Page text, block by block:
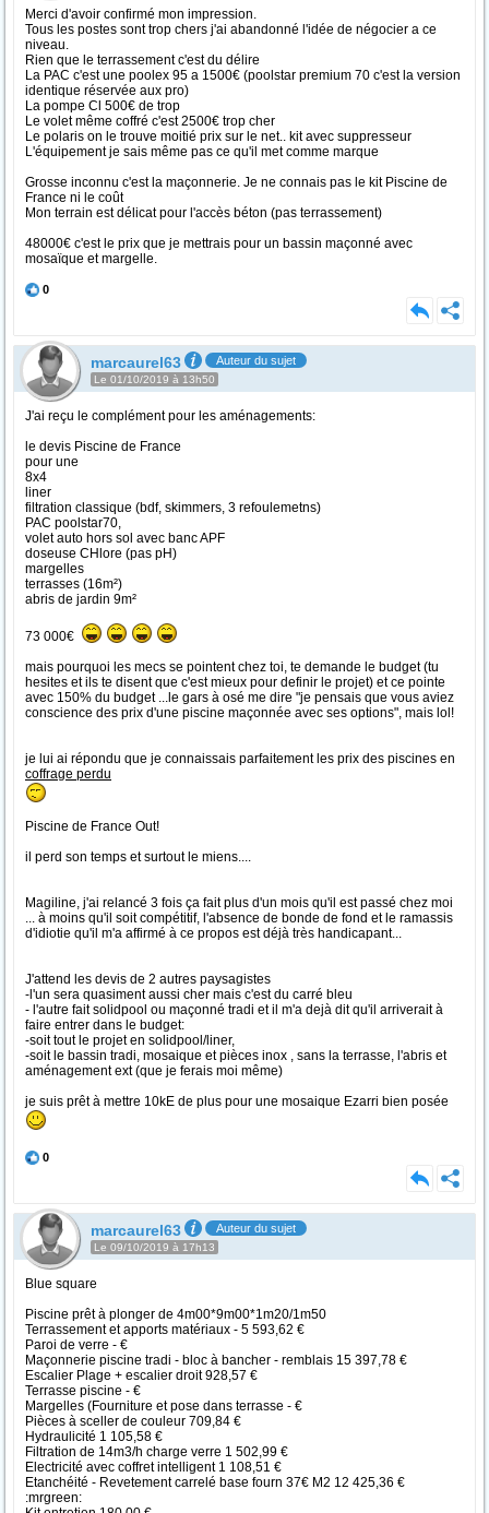
Merci d'avoir confirmé mon impression.
Tous les postes sont trop chers j'ai abandonné l'idée de négocier a ce
niveau.
Rien que le terrassement c'est du délire
La PAC c'est une poolex 95 a 1500€ (poolstar premium 70 c'est la version
identique réservée aux pro)
La pompe Cl 500€ de trop
Le volet même coffré c'est 2500€ trop cher
Le polaris on le trouve moitié prix sur le net.. kit avec suppresseur
L'équipement je sais même pas ce qu'il met comme marque
Grosse inconnu c'est la maçonnerie. Je ne connais pas le kit Piscine de
France ni le coût
Mon terrain est délicat pour l'accès béton (pas terrassement)
48000€ c'est le prix que je mettrais pour un bassin maçonné avec
mosaïque et margelle.
0
marcaurel63 Auteur du sujet
Le 01/10/2019 à 13h50
J'ai reçu le complément pour les aménagements:
le devis Piscine de France
pour une
8x4
liner
filtration classique (bdf, skimmers, 3 refoulemetns)
PAC poolstar70,
volet auto hors sol avec banc APF
doseuse CHlore (pas pH)
margelles
terrasses (16m²)
abris de jardin 9m²
73 000€
mais pourquoi les mecs se pointent chez toi, te demande le budget (tu
hesites et ils te disent que c'est mieux pour definir le projet) et ce pointe
avec 150% du budget ...le gars à osé me dire "je pensais que vous aviez
conscience des prix d'une piscine maçonnée avec ses options", mais lol!
je lui ai répondu que je connaissais parfaitement les prix des piscines en
coffrage perdu
Piscine de France Out!
il perd son temps et surtout le miens....
Magiline, j'ai relancé 3 fois ça fait plus d'un mois qu'il est passé chez moi
... à moins qu'il soit compétitif, l'absence de bonde de fond et le ramassis
d'idiotie qu'il m'a affirmé à ce propos est déjà très handicapant...
J'attend les devis de 2 autres paysagistes
-l'un sera quasiment aussi cher mais c'est du carré bleu
- l'autre fait solidpool ou maçonné tradi et il m'a dejà dit qu'il arriverait à
faire entrer dans le budget:
-soit tout le projet en solidpool/liner,
-soit le bassin tradi, mosaique et pièces inox , sans la terrasse, l'abris et
aménagement ext (que je ferais moi même)
je suis prêt à mettre 10kE de plus pour une mosaique Ezarri bien posée
0
marcaurel63 Auteur du sujet
Le 09/10/2019 à 17h13
Blue square
Piscine prêt à plonger de 4m00*9m00*1m20/1m50
Terrassement et apports matériaux - 5 593,62 €
Paroi de verre - €
Maçonnerie piscine tradi - bloc à bancher - remblais 15 397,78 €
Escalier Plage + escalier droit 928,57 €
Terrasse piscine - €
Margelles (Fourniture et pose dans terrasse - €
Pièces à sceller de couleur 709,84 €
Hydraulicité 1 105,58 €
Filtration de 14m3/h charge verre 1 502,99 €
Electricité avec coffret intelligent 1 108,51 €
Etanchéité - Revetement carrelé base fourn 37€ M2 12 425,36 €
:mrgreen: